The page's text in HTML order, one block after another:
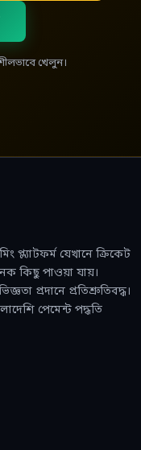
খেলুন।
প্ল্যাটফর্ম যেখানে ক্রিকেট
কিছু পাওয়া যায়।
প্রদানে প্রতিশ্রুতিবদ্ধ।
পেমেন্ট পদ্ধতি